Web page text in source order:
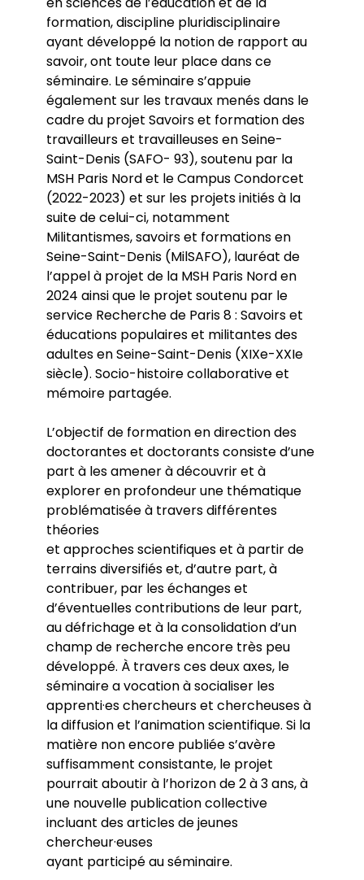
formation, discipline pluridisciplinaire
ayant développé la notion de rapport au
savoir, ont toute leur place dans ce
séminaire. Le séminaire s’appuie
également sur les travaux menés dans le
cadre du projet Savoirs et formation des
travailleurs et travailleuses en Seine-
Saint-Denis (SAFO- 93), soutenu par la
MSH Paris Nord et le Campus Condorcet
(2022-2023) et sur les projets initiés à la
suite de celui-ci, notamment
Militantismes, savoirs et formations en
Seine-Saint-Denis (MilSAFO), lauréat de
l’appel à projet de la MSH Paris Nord en
2024 ainsi que le projet soutenu par le
service Recherche de Paris 8 : Savoirs et
éducations populaires et militantes des
adultes en Seine-Saint-Denis (XIXe-XXIe
siècle). Socio-histoire collaborative et
mémoire partagée.
L’objectif de formation en direction des
doctorantes et doctorants consiste d’une
part à les amener à découvrir et à
explorer en profondeur une thématique
problématisée à travers différentes
théories
et approches scientifiques et à partir de
terrains diversifiés et, d’autre part, à
contribuer, par les échanges et
d’éventuelles contributions de leur part,
au défrichage et à la consolidation d’un
champ de recherche encore très peu
développé. À travers ces deux axes, le
séminaire a vocation à socialiser les
apprenti·es chercheurs et chercheuses à
la diffusion et l’animation scientifique. Si la
matière non encore publiée s’avère
suffisamment consistante, le projet
pourrait aboutir à l’horizon de 2 à 3 ans, à
une nouvelle publication collective
incluant des articles de jeunes
chercheur·euses
ayant participé au séminaire.